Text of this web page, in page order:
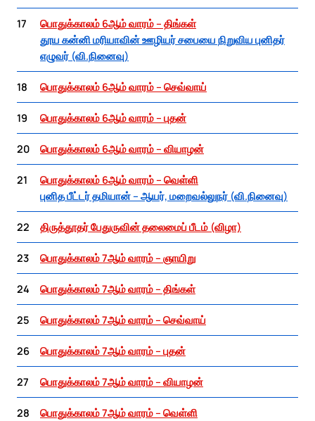
17
பொதுக்காலம் 6ஆம் வாரம் – திங்கள்
தூய கன்னி மரியாவின் ஊழியர் சபையை நிறுவிய புனிதர்
எழுவர் (வி.நினைவு)
18 பொதுக்காலம் 6ஆம் வாரம் – செவ்வாய்
19 பொதுக்காலம் 6ஆம் வாரம் – புதன்
20 பொதுக்காலம் 6ஆம் வாரம் – வியாழன்
21
பொதுக்காலம் 6ஆம் வாரம் – வெள்ளி
புனித பீட்டர் தமியான் – ஆயர், மறைவல்லுநர் (வி.நினைவு)
22 திருத்தூதர் பேதுருவின் தலைமைப் பீடம் (விழா)
23 பொதுக்காலம் 7ஆம் வாரம் – ஞாயிறு
24 பொதுக்காலம் 7ஆம் வாரம் – திங்கள்
25 பொதுக்காலம் 7ஆம் வாரம் – செவ்வாய்
26 பொதுக்காலம் 7ஆம் வாரம் – புதன்
27 பொதுக்காலம் 7ஆம் வாரம் – வியாழன்
28 பொதுக்காலம் 7ஆம் வாரம் – வெள்ளி